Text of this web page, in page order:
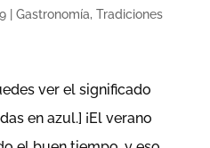
| Gastronomía, Tradiciones
ver el significado
en azul.] ¡El verano